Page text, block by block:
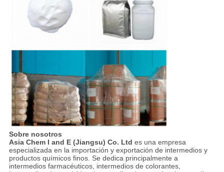
Sobre nosotros
Asia Chem I and E (Jiangsu) Co. Ltd es una empresa
especializada en la importación y exportación de intermedios y
productos químicos finos. Se dedica principalmente a
intermedios farmacéuticos, intermedios de colorantes,